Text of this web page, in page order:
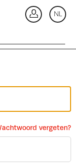
NL
vergeten?